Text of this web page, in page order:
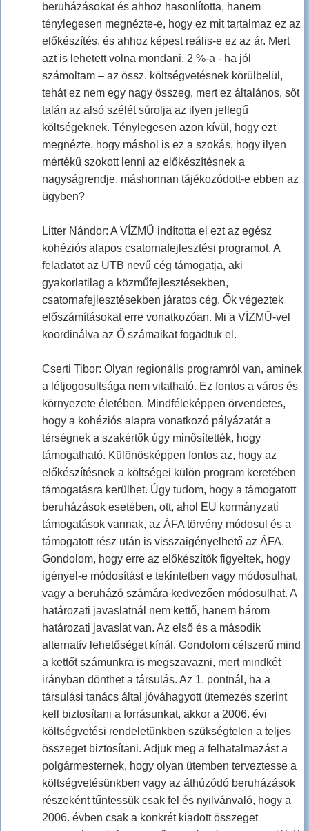
beruházásokat és ahhoz hasonlította, hanem
ténylegesen megnézte-e, hogy ez mit tartalmaz ez az
előkészítés, és ahhoz képest reális-e ez az ár. Mert
azt is lehetett volna mondani, 2 %-a - ha jól
számoltam – az össz. költségvetésnek körülbelül,
tehát ez nem egy nagy összeg, mert ez általános, sőt
talán az alsó szélét súrolja az ilyen jellegű
költségeknek. Ténylegesen azon kívül, hogy ezt
megnézte, hogy máshol is ez a szokás, hogy ilyen
mértékű szokott lenni az előkészítésnek a
nagyságrendje, máshonnan tájékozódott-e ebben az
ügyben?
Litter Nándor: A VÍZMŰ indította el ezt az egész
kohéziós alapos csatornafejlesztési programot. A
feladatot az UTB nevű cég támogatja, aki
gyakorlatilag a közműfejlesztésekben,
csatornafejlesztésekben járatos cég. Ők végeztek
előszámításokat erre vonatkozóan. Mi a VÍZMŰ-vel
koordinálva az Ő számaikat fogadtuk el.
Cserti Tibor: Olyan regionális programról van, aminek
a létjogosultsága nem vitatható. Ez fontos a város és
környezete életében. Mindféleképpen örvendetes,
hogy a kohéziós alapra vonatkozó pályázatát a
térségnek a szakértők úgy minősítették, hogy
támogatható. Különösképpen fontos az, hogy az
előkészítésnek a költségei külön program keretében
támogatásra kerülhet. Úgy tudom, hogy a támogatott
beruházások esetében, ott, ahol EU kormányzati
támogatások vannak, az ÁFA törvény módosul és a
támogatott rész után is visszaigényelhető az ÁFA.
Gondolom, hogy erre az előkészítők figyeltek, hogy
igényel-e módosítást e tekintetben vagy módosulhat,
vagy a beruházó számára kedvezően módosulhat. A
határozati javaslatnál nem kettő, hanem három
határozati javaslat van. Az első és a második
alternatív lehetőséget kínál. Gondolom célszerű mind
a kettőt számunkra is megszavazni, mert mindkét
irányban dönthet a társulás. Az 1. pontnál, ha a
társulási tanács által jóváhagyott ütemezés szerint
kell biztosítani a forrásunkat, akkor a 2006. évi
költségvetési rendeletünkben szükségtelen a teljes
összeget biztosítani. Adjuk meg a felhatalmazást a
polgármesternek, hogy olyan ütemben terveztesse a
költségvetésünkben vagy az áthúzódó beruházások
részeként tűntessük csak fel és nyilvánvaló, hogy a
2006. évben csak a konkrét kiadott összeget